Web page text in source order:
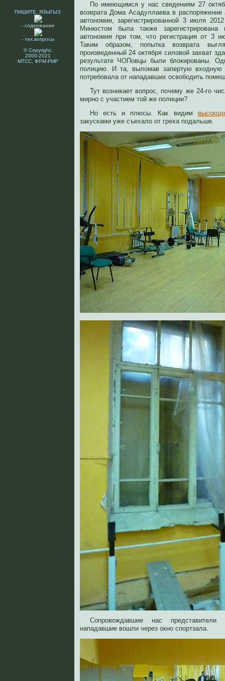
ПИШИТЕ, ЯЗЫГЫЗ:
- содержание
- тех.вопросы
© Copyright,
2000-2021
МТСС, ФРМ-FMP
По имеющимся у нас сведениям 27
возврата Дома Асадуллаева в распоряжение
автономии, зарегистрированной 3 июля
Минюстом была также зарегистрирована
автономия при том, что регистрация от 3
Таким образом, попытка возврата
произведенный 24 октября силовой захват
результате ЧОПовцы были блокированы.
полицию. И та, выломав запертую входную
потребовала от нападавших освободить
Тут возникает вопрос, почему же 24-го
мирно с участием той же полиции?
Но есть и плюсы. Как видим
закусками уже съехало от греха подальше.
Сопровождавшие нас
нападавшие вошли через окно спортзала.